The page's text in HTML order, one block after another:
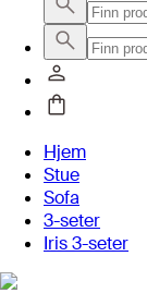
Hjem
Stue
Sofa
3-seter
Iris 3-seter